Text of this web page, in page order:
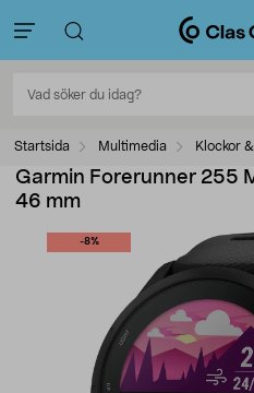
Startsida Multimedia Klockor
Garmin Forerunner 255
46 mm
-8%